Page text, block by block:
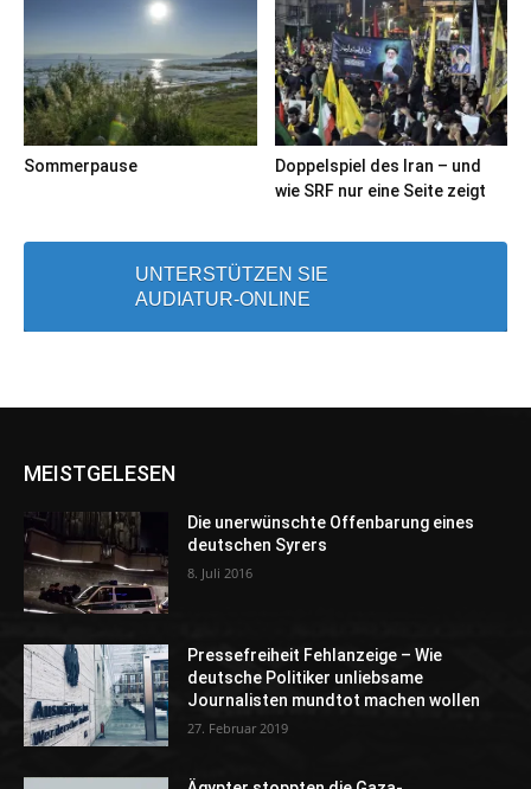
Sommerpause
Doppelspiel des Iran – und
wie SRF nur eine Seite zeigt
UNTERSTÜTZEN SIE
AUDIATUR-ONLINE
MEISTGELESEN
Die unerwünschte Offenbarung eines
deutschen Syrers
8. Juli 2016
Pressefreiheit Fehlanzeige – Wie
deutsche Politiker unliebsame
Journalisten mundtot machen wollen
27. Februar 2019